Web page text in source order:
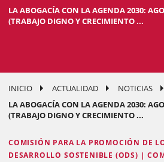
LA ABOGACÍA CON LA AGENDA 2030:
(TRABAJO DIGNO Y CRECIMIENTO ...
INICIO ACTUALIDAD
NOTICIAS
LA ABOGACÍA CON LA AGENDA 2030:
(TRABAJO DIGNO Y CRECIMIENTO ...
COMISIÓN PARA LA PROMOCIÓN DE
DESARROLLO SOSTENIBLE (ODS) |